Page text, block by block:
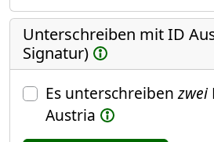
Unterschreiben mit ID
Signatur)
Es unterschreibenzwei
Austria